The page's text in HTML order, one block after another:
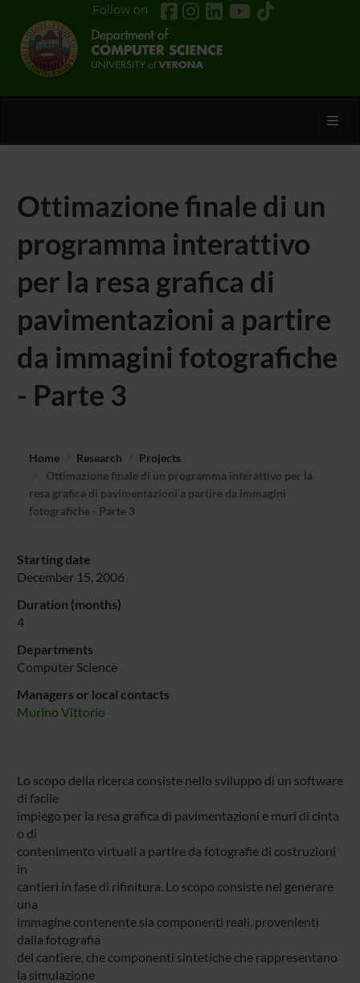
Follow on
Ottimazione finale di un
programma interattivo
per la resa grafica di
pavimentazioni a partire
da immagini fotografiche
- Parte 3
Home Research
Projects
Ottimazione finale di un programma interattivo per la
resa grafica di pavimentazioni a partire da immagini
fotografiche - Parte 3
Starting date
December 15, 2006
Duration (months)
4
Departments
Computer Science
Managers or local contacts
Murino Vittorio
Lo scopo della ricerca consiste nello sviluppo di un software
di facile
impiego per la resa grafica di pavimentazioni e muri di cinta
o di
contenimento virtuali a partire da fotografie di costruzioni
in
cantieri in fase di rifinitura. Lo scopo consiste nel generare
una
immagine contenente sia componenti reali, provenienti
dalla fotografia
del cantiere, che componenti sintetiche che rappresentano
la simulazione